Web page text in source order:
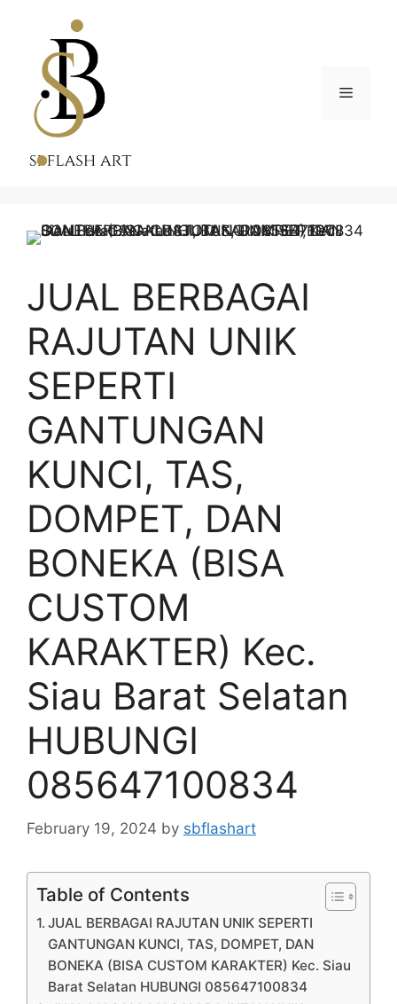
content
Menu
JUAL BERBAGAI
RAJUTAN UNIK
SEPERTI
GANTUNGAN
KUNCI, TAS,
DOMPET, DAN
BONEKA (BISA
CUSTOM
KARAKTER) Kec.
Siau Barat Selatan
HUBUNGI
085647100834
February 19, 2024 by sbflashart
Table of Contents
JUAL BERBAGAI RAJUTAN UNIK SEPERTI
GANTUNGAN KUNCI, TAS, DOMPET, DAN
BONEKA (BISA CUSTOM KARAKTER) Kec. Siau
Barat Selatan HUBUNGI 085647100834